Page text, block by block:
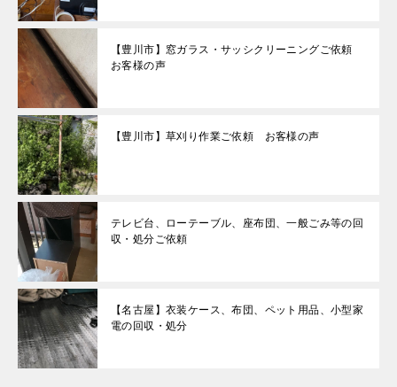
【豊川市】窓ガラス・サッシクリーニングご依頼
お客様の声
【豊川市】草刈り作業ご依頼 お客様の声
テレビ台、ローテーブル、座布団、一般ごみ等の回
収・処分ご依頼
【名古屋】衣装ケース、布団、ペット用品、小型家
電の回収・処分